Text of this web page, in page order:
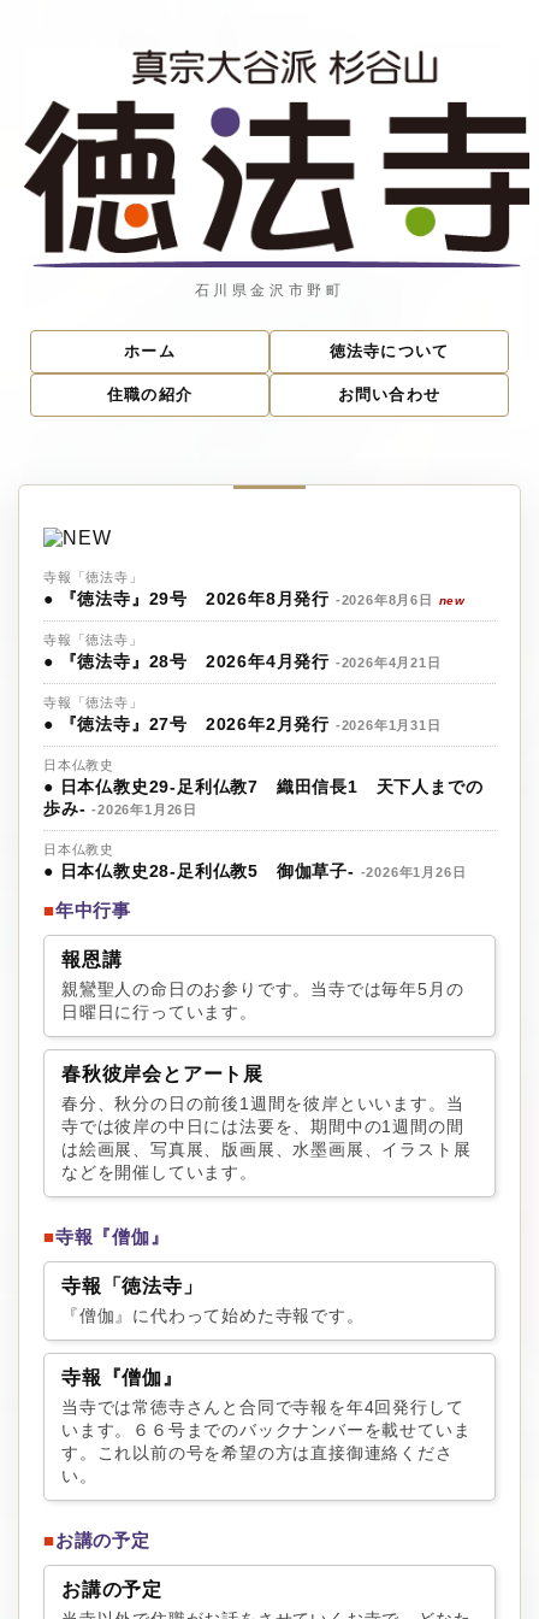
石川県金沢市野町
ホーム 徳法寺について
住職の紹介 お問い合わせ
寺報「徳法寺」
● 『徳法寺』29号 2026年8月発行 -2026年8月6日 new
寺報「徳法寺」
● 『徳法寺』28号 2026年4月発行 -2026年4月21日
寺報「徳法寺」
● 『徳法寺』27号 2026年2月発行 -2026年1月31日
日本仏教史
● 日本仏教史29‐足利仏教7 織田信長1 天下人までの
歩み- -2026年1月26日
日本仏教史
● 日本仏教史28‐足利仏教5 御伽草子- -2026年1月26日
■年中行事
報恩講
親鸞聖人の命日のお参りです。当寺では毎年5月の
日曜日に行っています。
春秋彼岸会とアート展
春分、秋分の日の前後1週間を彼岸といいます。当
寺では彼岸の中日には法要を、期間中の1週間の間
は絵画展、写真展、版画展、水墨画展、イラスト展
などを開催しています。
■寺報『僧伽』
寺報「徳法寺」
『僧伽』に代わって始めた寺報です。
寺報『僧伽』
当寺では常徳寺さんと合同で寺報を年4回発行して
います。６６号までのバックナンバーを載せていま
す。これ以前の号を希望の方は直接御連絡くださ
い。
■お講の予定
お講の予定